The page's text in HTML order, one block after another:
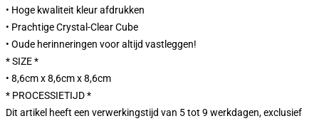
• Hoge kwaliteit kleur afdrukken
• Prachtige Crystal-Clear Cube
• Oude herinneringen voor altijd vastleggen!
* SIZE *
• 8,6cm x 8,6cm x 8,6cm
* PROCESSIETIJD *
Dit artikel heeft een verwerkingstijd van 5 tot 9 werkdagen, exclusief